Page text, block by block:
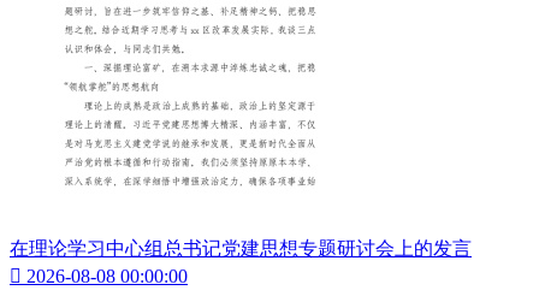
在理论学习中心组总书记党建思想专题研讨会上的发言
 2026-08-08 00:00:00